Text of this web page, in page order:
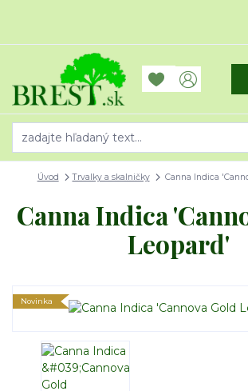
Úvod Trvalky a skalničky Canna Indica
Canna Indica
Leopard'
Novinka